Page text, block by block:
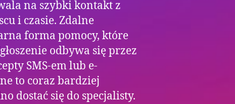
na szybki kontakt z
i czasie. Zdalne
forma pomocy, które
odbywa się przez
SMS-em lub e-
to coraz bardziej
dostać się do specjalisty.